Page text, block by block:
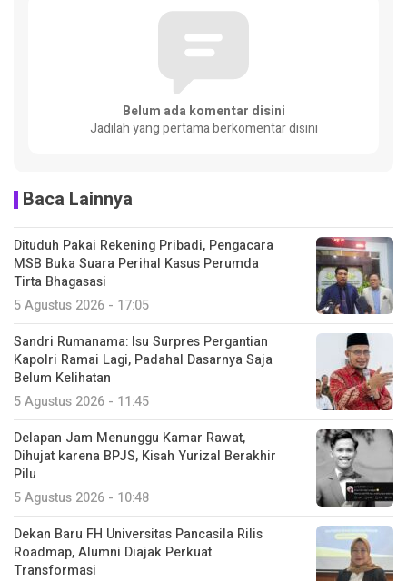
Belum ada komentar disini
Jadilah yang pertama berkomentar disini
Baca Lainnya
Dituduh Pakai Rekening Pribadi, Pengacara
MSB Buka Suara Perihal Kasus Perumda
Tirta Bhagasasi
5 Agustus 2026 - 17:05
Sandri Rumanama: Isu Surpres Pergantian
Kapolri Ramai Lagi, Padahal Dasarnya Saja
Belum Kelihatan
5 Agustus 2026 - 11:45
Delapan Jam Menunggu Kamar Rawat,
Dihujat karena BPJS, Kisah Yurizal Berakhir
Pilu
5 Agustus 2026 - 10:48
Dekan Baru FH Universitas Pancasila Rilis
Roadmap, Alumni Diajak Perkuat
Transformasi